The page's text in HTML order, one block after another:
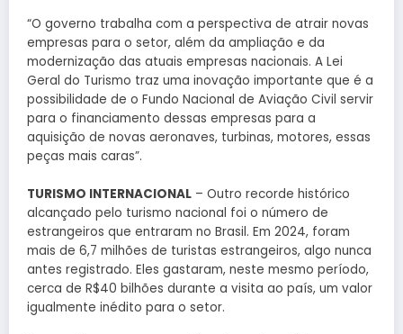
“O governo trabalha com a perspectiva de atrair novas
empresas para o setor, além da ampliação e da
modernização das atuais empresas nacionais. A Lei
Geral do Turismo traz uma inovação importante que é a
possibilidade de o Fundo Nacional de Aviação Civil servir
para o financiamento dessas empresas para a
aquisição de novas aeronaves, turbinas, motores, essas
peças mais caras”.
TURISMO INTERNACIONAL – Outro recorde histórico
alcançado pelo turismo nacional foi o número de
estrangeiros que entraram no Brasil. Em 2024, foram
mais de 6,7 milhões de turistas estrangeiros, algo nunca
antes registrado. Eles gastaram, neste mesmo período,
cerca de R$40 bilhões durante a visita ao país, um valor
igualmente inédito para o setor.